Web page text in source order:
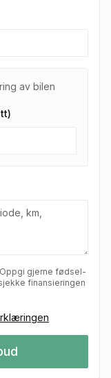
av bilen
gjerne fødsel-
finansieringen